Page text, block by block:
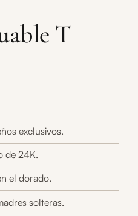
T
exclusivos.
de 24K.
el dorado.
solteras.